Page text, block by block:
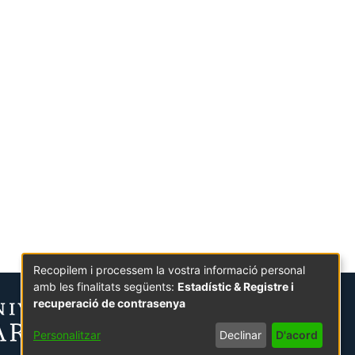
Recopilem i processem la vostra informació personal
amb les finalitats següents: Estadístic & Registre i
recuperació de contrasenya
Personalitzar Declinar D'acord